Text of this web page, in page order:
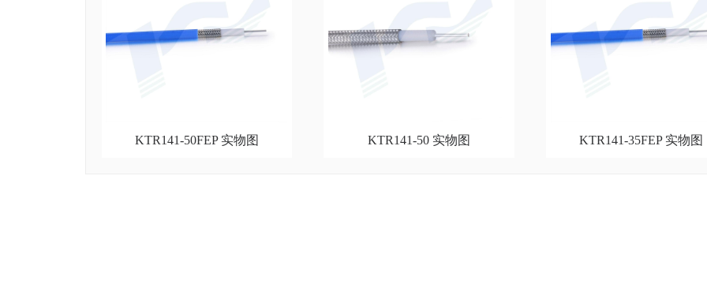
KTR141-50FEP 实物图 KTR141-50 实物图 KTR141-35FEP 实物图